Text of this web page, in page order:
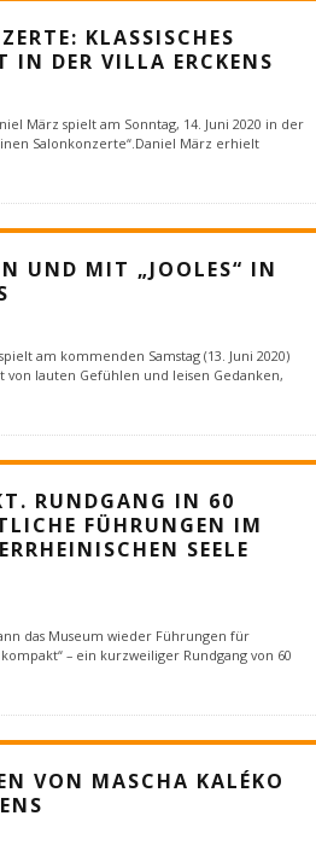
KLASSISCHES
IN DER VILLA ERCKENS
März spielt am Sonntag, 14. Juni 2020 in der
Salonkonzerte“.Daniel März erhielt
UND MIT „JOOLES“ IN
am kommenden Samstag (13. Juni 2020)
von lauten Gefühlen und leisen Gedanken,
RUNDGANG IN 60
FÜHRUNGEN IM
SEELE
das Museum wieder Führungen für
– ein kurzweiliger Rundgang von 60
VON MASCHA KALÉKO